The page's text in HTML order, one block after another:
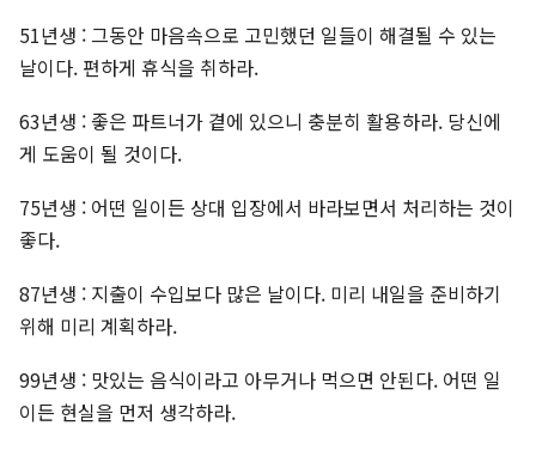
51년생 : 그동안 마음속으로 고민했던 일들이 해결될 수 있는
날이다. 편하게 휴식을 취하라.
63년생 : 좋은 파트너가 곁에 있으니 충분히 활용하라. 당신에
게 도움이 될 것이다.
75년생 : 어떤 일이든 상대 입장에서 바라보면서 처리하는 것이
좋다.
87년생 : 지출이 수입보다 많은 날이다. 미리 내일을 준비하기
위해 미리 계획하라.
99년생 : 맛있는 음식이라고 아무거나 먹으면 안된다. 어떤 일
이든 현실을 먼저 생각하라.